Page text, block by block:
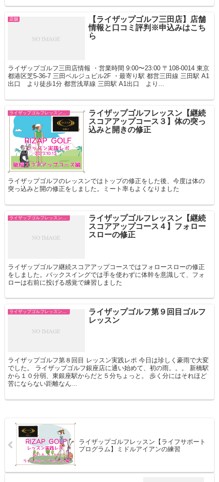
店舗
【ライザップゴルフ三田店】店舗
情報と口コミ評判※申込みはこち
ら
ライザップゴルフ三田店情報 ・営業時間 9:00〜23:00 〒108-0014 東京
都港区芝5-36-7 三田ベルジュビル2F ・最寄り駅 都営三田線 三田駅 A1
出口 より徒歩1分 都営浅草線 三田駅 A1出口 より...
ライザップゴルフレッスン【継続
スコアアップコース３】体の突っ
込みと開きの修正
ライザップゴルフのレッスンではトップの修正をした後、今度は体の
突っ込みと開の修正をしました。ミート率もよくなりました
ライザップゴルフレッスン 継続スコアアップ
ライザップゴルフレッスン【継続
スコアアップコース４】フォロー
スローの修正
ライザップゴルフ継続スコアアップコースではフォロースローの修正
をしました。バックスイングでは手を使わずに体幹を意識して、フォ
ローは右前に投げる感覚で練習しました
ライザップゴルフ第９回目ゴルフ
レッスン
ライザップゴルフ第８回目 レッスン実践レポ 今日は珍しく豪雨で大変
でした。 ライザップゴルフ銀座店に通い始めて、初の雨。。。 新橋駅
から１０分弱、東銀座駅からだと５分ちょっと。 歩く分にはそれほど
苦にならない距離なん...
ライザップゴルフレッスン【ライフサポート
プログラム】ミドルアイアンの練習